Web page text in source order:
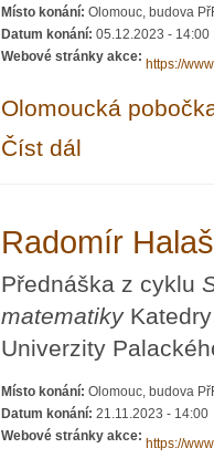
Místo konání: Olomouc, budova
Datum konání: 05.12.2023 - 14:00
Webové stránky akce:
https://
Olomoucká
Číst dál
Radomír
Přednáška z cyklu
matematikyKatedry
Univerzity
Místo konání: Olomouc, budova
Datum konání: 21.11.2023 - 14:00
Webové stránky akce:
https://